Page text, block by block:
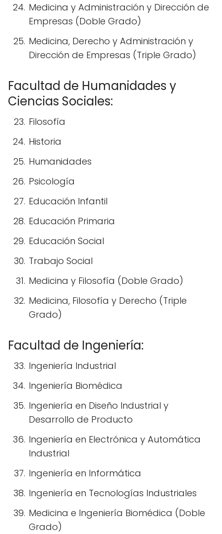
Medicina y Administración y Dirección de
Empresas (Doble Grado)
Medicina, Derecho y Administración y
Dirección de Empresas (Triple Grado)
Facultad de Humanidades y
Ciencias Sociales:
Filosofía
Historia
Humanidades
Psicología
Educación Infantil
Educación Primaria
Educación Social
Trabajo Social
Medicina y Filosofía (Doble Grado)
Medicina, Filosofía y Derecho (Triple
Grado)
Facultad de Ingeniería:
Ingeniería Industrial
Ingeniería Biomédica
Ingeniería en Diseño Industrial y
Desarrollo de Producto
Ingeniería en Electrónica y Automática
Industrial
Ingeniería en Informática
Ingeniería en Tecnologías Industriales
Medicina e Ingeniería Biomédica (Doble
Grado)